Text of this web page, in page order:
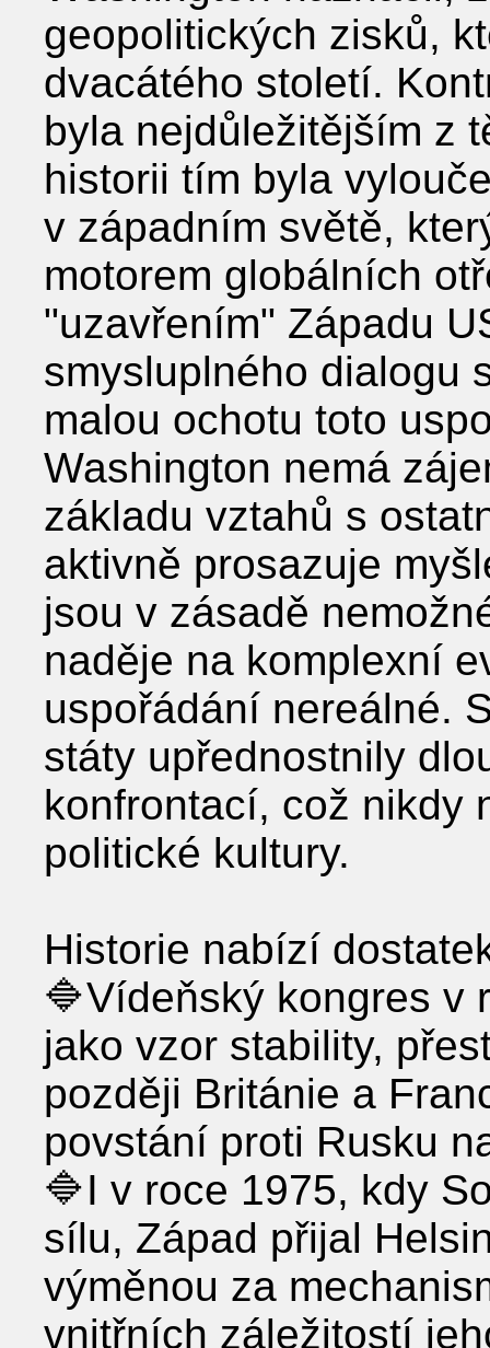
geopolitických zisků,
dvacátého století.
byla nejdůležitějším z
historii tím byla
v západním světě,
motorem globálních
"uzavřením" Západu
smysluplného dialogu
malou ochotu toto
Washington nemá
základu vztahů s
aktivně prosazuje
jsou v zásadě
naděje na komplexní
uspořádání nereálné.
státy upřednostnily
konfrontací, což nikdy
politické kultury.
Historie nabízí
🔷Vídeňský kongres v
jako vzor stability,
později Británie a
povstání proti Rusku
🔷I v roce 1975, kdy
sílu, Západ přijal
výměnou za
vnitřních záležitostí